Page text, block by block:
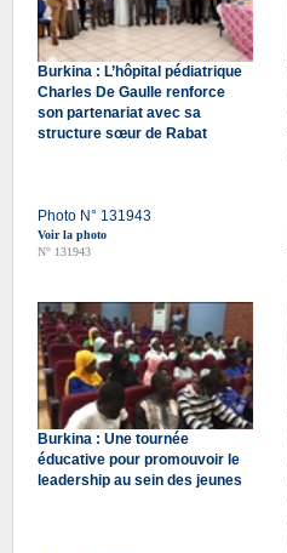
Burkina : L’hôpital pédiatrique
Charles De Gaulle renforce
son partenariat avec sa
structure sœur de Rabat
Photo N° 131943
Voir la photo
N° 131943
Burkina : Une tournée
éducative pour promouvoir le
leadership au sein des jeunes